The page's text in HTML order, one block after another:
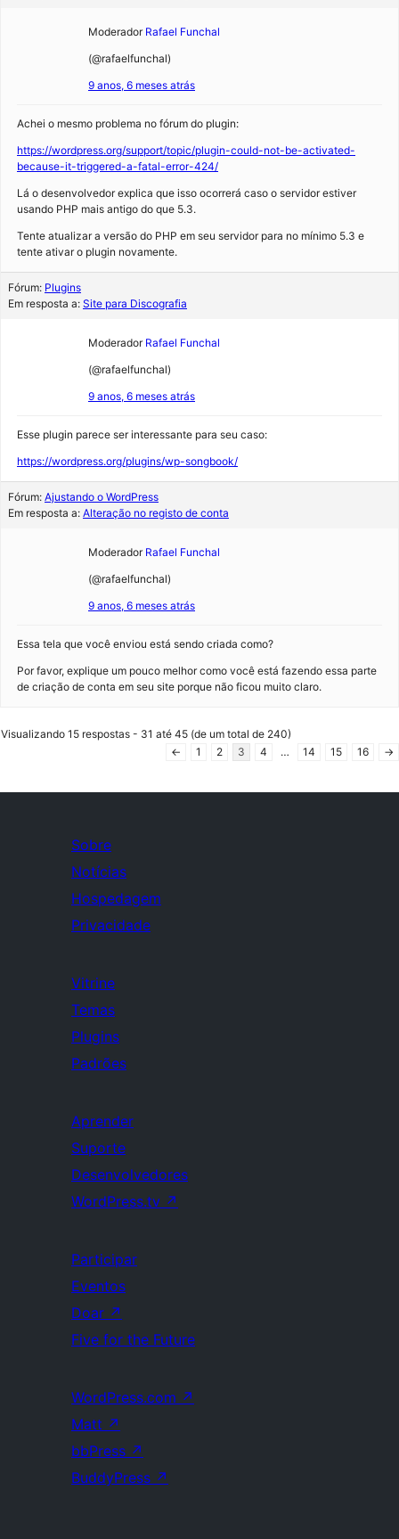
Moderador Rafael Funchal
(@rafaelfunchal)
9 anos, 6 meses atrás
Achei o mesmo problema no fórum do plugin:
https://wordpress.org/support/topic/plugin-could-not-be-activated-
because-it-triggered-a-fatal-error-424/
Lá o desenvolvedor explica que isso ocorrerá caso o servidor estiver
usando PHP mais antigo do que 5.3.
Tente atualizar a versão do PHP em seu servidor para no mínimo 5.3 e
tente ativar o plugin novamente.
Fórum: Plugins
Em resposta a: Site para Discografia
Moderador Rafael Funchal
(@rafaelfunchal)
9 anos, 6 meses atrás
Esse plugin parece ser interessante para seu caso:
https://wordpress.org/plugins/wp-songbook/
Fórum: Ajustando o WordPress
Em resposta a: Alteração no registo de conta
Moderador Rafael Funchal
(@rafaelfunchal)
9 anos, 6 meses atrás
Essa tela que você enviou está sendo criada como?
Por favor, explique um pouco melhor como você está fazendo essa parte
de criação de conta em seu site porque não ficou muito claro.
Visualizando 15 respostas - 31 até 45 (de um total de 240)
←
1 2 3 4 … 14 15 16 →
Sobre
Notícias
Hospedagem
Privacidade
Vitrine
Temas
Plugins
Padrões
Aprender
Suporte
Desenvolvedores
WordPress.tv ↗
Participar
Eventos
Doar ↗
Five for the Future
WordPress.com ↗
Matt ↗
bbPress ↗
BuddyPress ↗